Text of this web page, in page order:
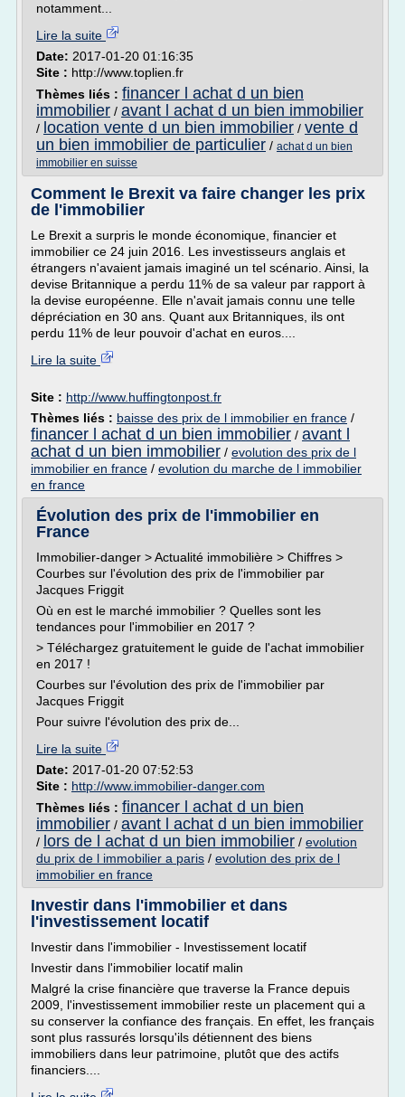
notamment...
Lire la suite
Date: 2017-01-20 01:16:35
Site : http://www.toplien.fr
Thèmes liés : financer l achat d un bien
immobilier / avant l achat d un bien immobilier
/ location vente d un bien immobilier / vente d
un bien immobilier de particulier / achat d un bien
immobilier en suisse
Comment le Brexit va faire changer les prix
de l'immobilier
Le Brexit a surpris le monde économique, financier et
immobilier ce 24 juin 2016. Les investisseurs anglais et
étrangers n'avaient jamais imaginé un tel scénario. Ainsi, la
devise Britannique a perdu 11% de sa valeur par rapport à
la devise européenne. Elle n'avait jamais connu une telle
dépréciation en 30 ans. Quant aux Britanniques, ils ont
perdu 11% de leur pouvoir d'achat en euros....
Lire la suite
Site : http://www.huffingtonpost.fr
Thèmes liés : baisse des prix de l immobilier en france /
financer l achat d un bien immobilier / avant l
achat d un bien immobilier / evolution des prix de l
immobilier en france / evolution du marche de l immobilier
en france
Évolution des prix de l'immobilier en
France
Immobilier-danger > Actualité immobilière > Chiffres >
Courbes sur l'évolution des prix de l'immobilier par
Jacques Friggit
Où en est le marché immobilier ? Quelles sont les
tendances pour l'immobilier en 2017 ?
> Téléchargez gratuitement le guide de l'achat immobilier
en 2017 !
Courbes sur l'évolution des prix de l'immobilier par
Jacques Friggit
Pour suivre l'évolution des prix de...
Lire la suite
Date: 2017-01-20 07:52:53
Site : http://www.immobilier-danger.com
Thèmes liés : financer l achat d un bien
immobilier / avant l achat d un bien immobilier
/ lors de l achat d un bien immobilier / evolution
du prix de l immobilier a paris / evolution des prix de l
immobilier en france
Investir dans l'immobilier et dans
l'investissement locatif
Investir dans l'immobilier - Investissement locatif
Investir dans l'immobilier locatif malin
Malgré la crise financière que traverse la France depuis
2009, l'investissement immobilier reste un placement qui a
su conserver la confiance des français. En effet, les français
sont plus rassurés lorsqu'ils détiennent des biens
immobiliers dans leur patrimoine, plutôt que des actifs
financiers....